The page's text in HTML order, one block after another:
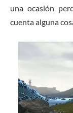
una ocasión
cuenta alguna